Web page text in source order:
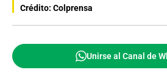
Crédito: Colprensa
Unirse al Canal de